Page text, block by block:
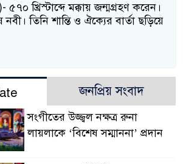
খ্রিস্টাব্দে মক্কায় জন্মগ্রহণ করেন।
তিনি শান্তি ও ঐক্যের বার্তা ছড়িয়ে
জনপ্রিয় সংবাদ
সংগীতের উজ্জ্বল নক্ষত্র রুনা
লায়লাকে ‘বিশেষ সম্মাননা’ প্রদান